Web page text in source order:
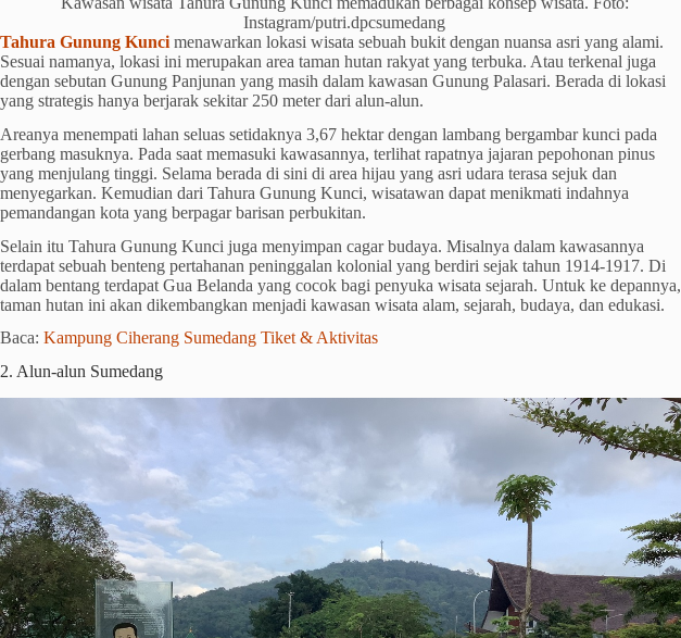
Instagram/putri.dpcsumedang
Tahura Gunung Kunci menawarkan lokasi wisata sebuah bukit dengan nuansa asri yang alami.
Sesuai namanya, lokasi ini merupakan area taman hutan rakyat yang terbuka. Atau terkenal juga
dengan sebutan Gunung Panjunan yang masih dalam kawasan Gunung Palasari. Berada di lokasi
yang strategis hanya berjarak sekitar 250 meter dari alun-alun.
Areanya menempati lahan seluas setidaknya 3,67 hektar dengan lambang bergambar kunci pada
gerbang masuknya. Pada saat memasuki kawasannya, terlihat rapatnya jajaran pepohonan pinus
yang menjulang tinggi. Selama berada di sini di area hijau yang asri udara terasa sejuk dan
menyegarkan. Kemudian dari Tahura Gunung Kunci, wisatawan dapat menikmati indahnya
pemandangan kota yang berpagar barisan perbukitan.
Selain itu Tahura Gunung Kunci juga menyimpan cagar budaya. Misalnya dalam kawasannya
terdapat sebuah benteng pertahanan peninggalan kolonial yang berdiri sejak tahun 1914-1917. Di
dalam bentang terdapat Gua Belanda yang cocok bagi penyuka wisata sejarah. Untuk ke depannya,
taman hutan ini akan dikembangkan menjadi kawasan wisata alam, sejarah, budaya, dan edukasi.
Baca: Kampung Ciherang Sumedang Tiket & Aktivitas
2. Alun-alun Sumedang